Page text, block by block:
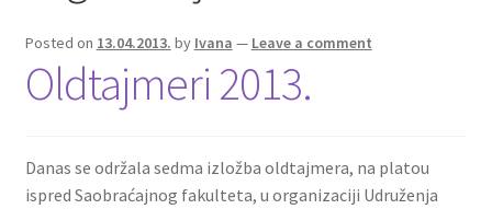
Posted on 13.04.2013. by Ivana — Leave a comment
Oldtajmeri 2013.
Danas se održala sedma izložba oldtajmera, na platou
ispred Saobraćajnog fakulteta, u organizaciji Udruženja